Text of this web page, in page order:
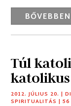
BŐVEBBEN
Túl
2012. JÚLIUS 20. |
SPIRITUALITÁS | 56